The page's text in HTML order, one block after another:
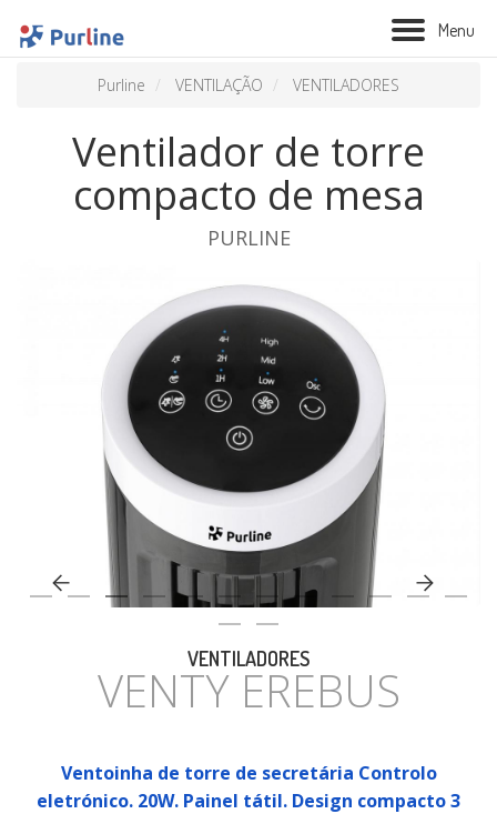
Menu
BIOLAREIRA
AQUECIMENTO
VENTILAÇÃO
TRATAMENTO AÉREO
CASA
Purline VENTILAÇÃO VENTILADORES
Ventilador de torre
compacto de mesa
PURLINE
VENTILADORES
VENTY EREBUS
Ventoinha de torre de secretária Controlo
eletrónico. 20W. Painel tátil. Design compacto 3